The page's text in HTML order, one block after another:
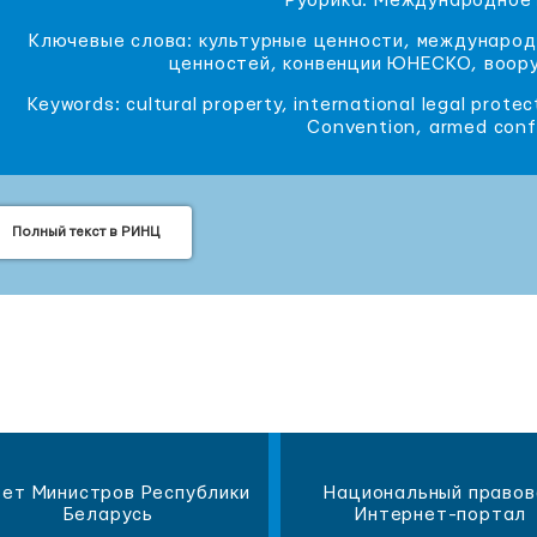
Ключевые слова: культурные ценности,
ценностей, конвенции ЮНЕСКО,
Keywords: cultural property, international legal
Convention, armed
Полный текст в РИНЦ
Министров Республики
Беларусь
Национальный
Интернет-портал